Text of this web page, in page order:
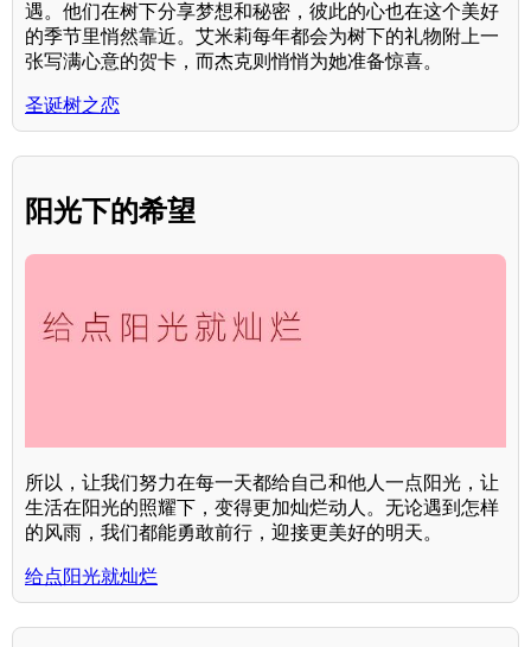
遇。他们在树下分享梦想和秘密，彼此的心也在这个美好
的季节里悄然靠近。艾米莉每年都会为树下的礼物附上一
张写满心意的贺卡，而杰克则悄悄为她准备惊喜。
圣诞树之恋
阳光下的希望
所以，让我们努力在每一天都给自己和他人一点阳光，让
生活在阳光的照耀下，变得更加灿烂动人。无论遇到怎样
的风雨，我们都能勇敢前行，迎接更美好的明天。
给点阳光就灿烂